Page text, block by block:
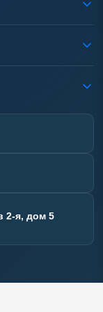
2-я, дом 5